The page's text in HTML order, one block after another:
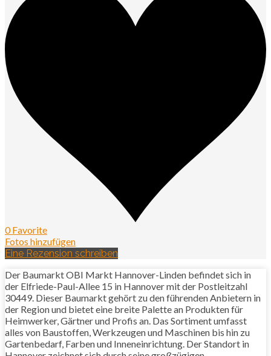
0 Favorite
Fotos hinzufügen
Eine Rezension schreiben
Der Baumarkt OBI Markt Hannover-Linden befindet sich in
der Elfriede-Paul-Allee 15 in Hannover mit der Postleitzahl
30449. Dieser Baumarkt gehört zu den führenden Anbietern in
der Region und bietet eine breite Palette an Produkten für
Heimwerker, Gärtner und Profis an. Das Sortiment umfasst
alles von Baustoffen, Werkzeugen und Maschinen bis hin zu
Gartenbedarf, Farben und Inneneinrichtung. Der Standort in